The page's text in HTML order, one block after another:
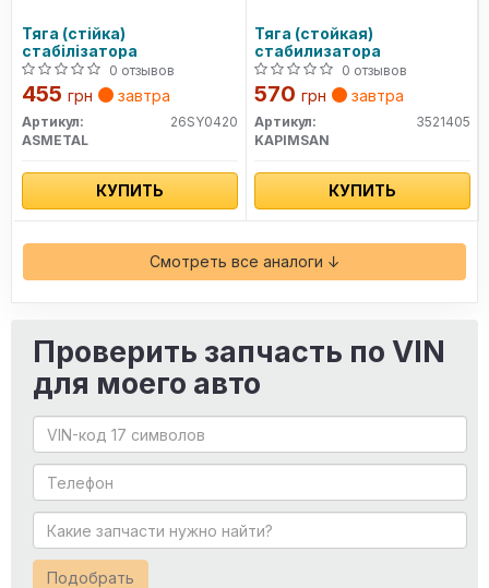
Тяга (стійка)
стабілізатора
0 отзывов
455 грн завтра
Артикул:
26SY0420
ASMETAL
КУПИТЬ
Тяга (стойкая)
стабилизатора
0 отзывов
570 грн завтра
Артикул:
3521405
KAPIMSAN
КУПИТЬ
Смотреть все аналоги ↓
Проверить запчасть по VIN
для моего авто
Подобрать